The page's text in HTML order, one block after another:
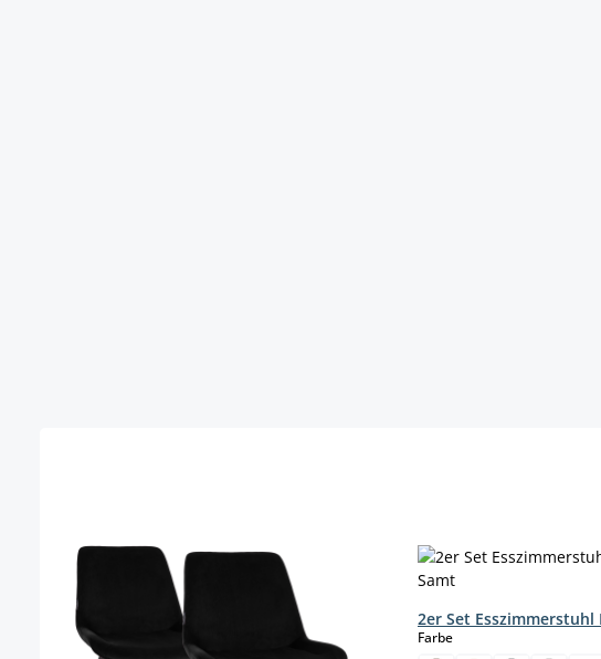
2er Set Esszimmerstuhl
Farbeauswählen